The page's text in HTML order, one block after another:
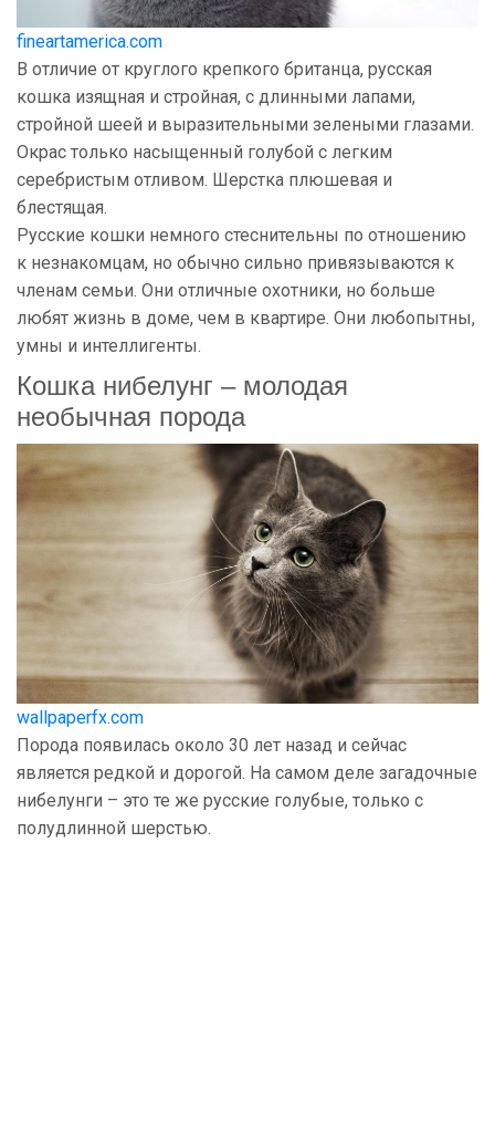
fineartamerica.com
В отличие от круглого крепкого британца, русская
кошка изящная и стройная, с длинными лапами,
стройной шеей и выразительными зелеными глазами.
Окрас только насыщенный голубой с легким
серебристым отливом. Шерстка плюшевая и
блестящая.
Русские кошки немного стеснительны по отношению
к незнакомцам, но обычно сильно привязываются к
членам семьи. Они отличные охотники, но больше
любят жизнь в доме, чем в квартире. Они любопытны,
умны и интеллигенты.
Кошка нибелунг – молодая
необычная порода
wallpaperfx.com
Порода появилась около 30 лет назад и сейчас
является редкой и дорогой. На самом деле загадочные
нибелунги – это те же русские голубые, только с
полудлинной шерстью.